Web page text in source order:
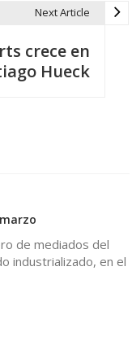
Next Article
crece en
Hueck
de mediados del
industrializado, en el